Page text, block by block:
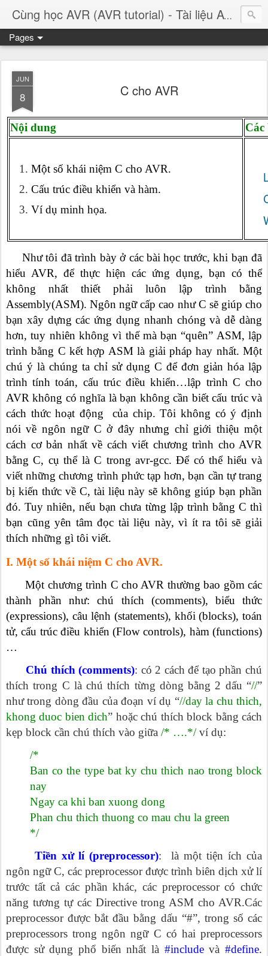
Cùng học AVR (AVR tutorial) - Tài liệu AVR tiếng Việt
Pages
JUN
8 C cho AVR
Nội dung
Một số khái niệm C cho AVR.
Cấu trúc điều khiển và hàm.
Ví dụ minh họa.
Như tôi đã trình bày ở các bài học trước, khi bạn đã
hiểu AVR, để thực hiện các ứng dụng, bạn có thể
không nhất thiết phải luôn lập trình bằng
Assembly(ASM). Ngôn ngữ cấp cao như C sẽ giúp cho
bạn xây dựng các ứng dụng nhanh chóng và dễ dàng
hơn, tuy nhiên không vì thế mà bạn “quên” ASM, lập
trình bằng C kết hợp ASM là giải pháp hay nhất. Một
chú ý là chúng ta chỉ sử dụng C để đơn giản hóa lập
trình tính toán, cấu trúc điều khiển…lập trình C cho
AVR không có nghĩa là bạn không cần biết cấu trúc và
cách thức hoạt động của chip. Tôi không có ý định
nói về ngôn ngữ C ở đây nhưng chỉ giới thiệu một
cách cơ bản nhất về cách viết chương trình cho AVR
bằng C, cụ thể là C trong avr-gcc. Để có thể hiểu và
viết những chương trình phức tạp hơn, bạn cần tự trang
bị kiến thức về C, tài liệu này sẽ không giúp bạn phần
đó. Tuy nhiên, nếu bạn chưa từng lập trình bằng C thì
bạn cũng yên tâm đọc tài liệu này, vì ít ra tôi sẽ giải
thích những gì tôi viết.
I. Một số khái niệm C cho AVR.
Một chương trình C cho AVR thường bao gồm các
thành phần như: chú thích (comments), biểu thức
(expressions), câu lệnh (statements), khối (blocks), toán
tử, cấu trúc điều khiển (Flow controls), hàm (functions)
…
Chú thích (comments): có 2 cách để tạo phần chú
thích trong C là chú thích từng dòng bằng 2 dấu “//”
như trong dòng đầu của đoạn ví dụ “//day la chu thich,
khong duoc bien dich” hoặc chú thích block bằng cách
kẹp block cần chú thích vào giữa /* ….*/ví dụ:
/*
Ban co the type bat ky chu thich nao trong block
nay
Ngay ca khi ban xuong dong
Phan chu thich thuong co mau chu la green
*/
Tiền xử lí (preprocessor): là một tiện ích của
ngôn ngữ C, các preprocessor được trình biên dịch xử lí
trước tất cả các phần khác, các preprocessor có chức
năng tương tự các Directive trong ASM cho AVR.Các
preprocessor được bắt đầu bằng dấu “#”, trong số các
preprocessors trong ngôn ngữ C có hai preprocessors
được sử dụng phổ biến nhất là #includevà#define.